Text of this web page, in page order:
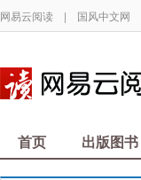
网易云阅读 | 国风中文网
首页 出版图书